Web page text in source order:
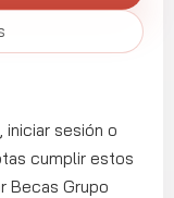
sesión o
cumplir estos
Becas Grupo